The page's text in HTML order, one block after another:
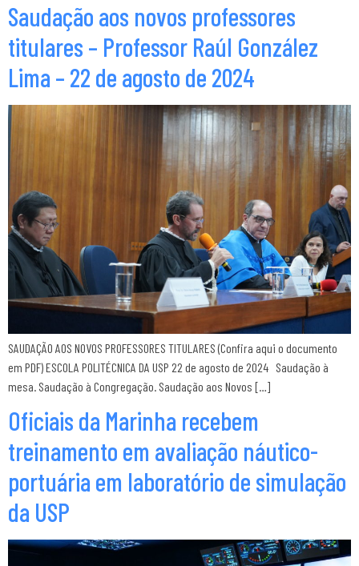
Saudação aos novos professores
titulares – Professor Raúl González
Lima – 22 de agosto de 2024
SAUDAÇÃO AOS NOVOS PROFESSORES TITULARES (Confira aqui o documento
em PDF) ESCOLA POLITÉCNICA DA USP 22 de agosto de 2024 Saudação à
mesa. Saudação à Congregação. Saudação aos Novos […]
Oficiais da Marinha recebem
treinamento em avaliação náutico-
portuária em laboratório de simulação
da USP